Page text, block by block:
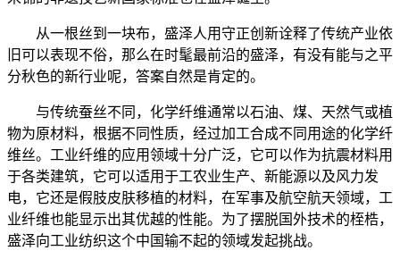
从一根丝到一块布，盛泽人用守正创新诠释了传统产业依
旧可以表现不俗，那么在时髦最前沿的盛泽，有没有能与之平
分秋色的新行业呢，答案自然是肯定的。
与传统蚕丝不同，化学纤维通常以石油、煤、天然气或植
物为原材料，根据不同性质，经过加工合成不同用途的化学纤
维丝。工业纤维的应用领域十分广泛，它可以作为抗震材料用
于各类建筑，它可以适用于工农业生产、新能源以及风力发
电，它还是假肢皮肤移植的材料，在军事及航空航天领域，工
业纤维也能显示出其优越的性能。为了摆脱国外技术的桎梏，
盛泽向工业纺织这个中国输不起的领域发起挑战。